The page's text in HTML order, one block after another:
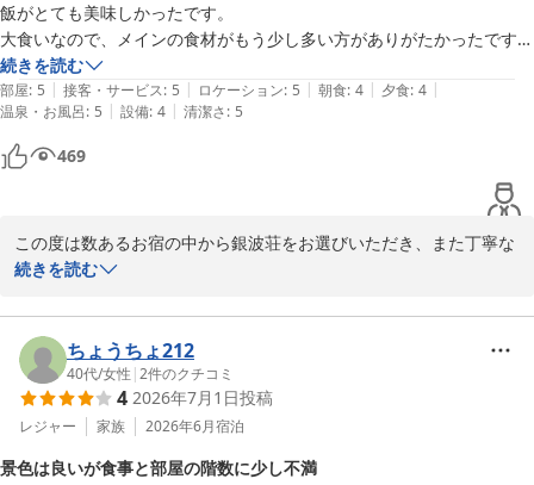
2026-07-30
す。
赤穂温泉 絶景露天風呂の宿 銀波荘
2026-07-30
飯がとても美味しかったです。
大食いなので、メインの食材がもう少し多い方がありがたかったです。
少食の方なら充分かと思います。
お風呂は、あいにくのお天気でしたが、空と海と温泉が繋がってて　と
ても気持ちがリラックス出来て気持ち良かったです。
スタッフはどの場面でも素晴らしい接客で、海外出身のスタッフの女の
子達も笑顔で一生懸命接客してて微笑ましかったです。
部屋は基本の海側の和室でしたが、広くて新しい畳の匂いがして海もよ
他の部屋の声が夜中まで聞こえたのだけ少し残念でした。
朝食はヘルシーメニューでした。
次はお天気の良い時に泊まりたいです。
続きを読む
部屋: 5 | 接客・サービス: 5 | ロケーション: 5 | 朝食: 4 | 夕食: 4 |
温泉・お風呂: 5 | 設備: 4 | 清潔さ: 5
469
この度は数あるお宿の中から銀波荘をお選びいただき、また丁寧な
ご感想をお寄せくださりありがとうございます。
鱧や蛸のお造り、鱧しゃぶ、釜飯までお食事を美味しく召し上がっ
ていただけたとのこと、嬉しく拝見しました。
量についてのご意見も今後の献立づくりの参考にさせていただきま
す。
ございません。
続きを読む
ちょうちょ212
40代/女性 |2件のクチコミ
4 2026年7月1日投稿
レジャー 家族 2026年6月宿泊
景色は良いが食事と部屋の階数に少し不満